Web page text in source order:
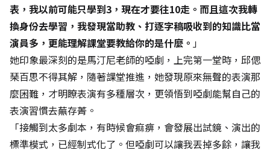
表，我以前可能只學到3，現在才要往10走。而且這次我轉
換身份去學習，我發現當助教、打逐字稿吸收到的知識比當
演員多，更能理解課堂要教給你的是什麼。 」
她印象最深刻的是馬汀尼老師的啞劇，上完第一堂時，邱偲
琹百思不得其解，隨著課堂推進，她發現原來無聲的表演那
麼困難，才明瞭表演有多種層次，更領悟到啞劇能幫自己的
表演習慣去蕪存菁。
「接觸到太多劇本，有時候會痲痹，會發展出試鏡、演出的
標準模式，已經制式化了。但啞劇可以讓我丟掉多餘，讓我